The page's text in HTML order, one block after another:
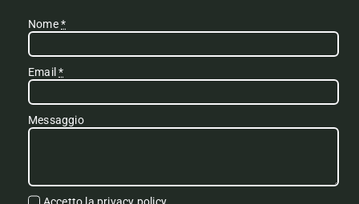
Nome*
Email*
Messaggio
Accetto la privacy policy